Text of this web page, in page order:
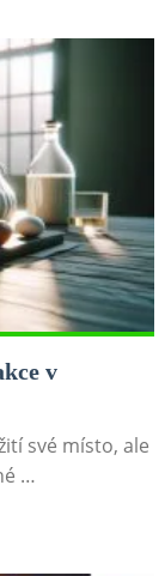
v
své místo, ale
…